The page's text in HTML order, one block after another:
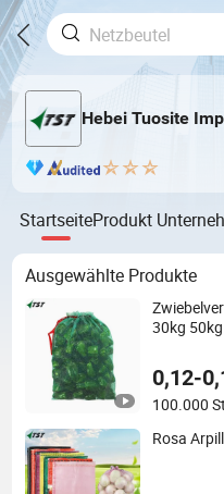
Hebei Tuosite
StartseiteProdukt
Ausgewählte Produkte
30kg
Zwiebeln
0,12-
100.000
Rosa